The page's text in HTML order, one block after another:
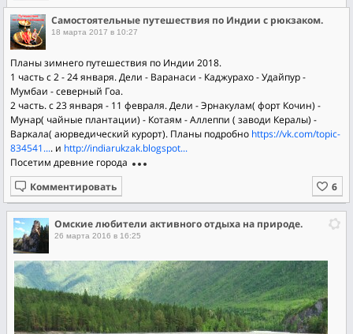
Самостоятельные путешествия по Индии с рюкзаком.
18 марта 2017 в 10:27
Планы зимнего путешествия по Индии 2018.
1 часть с 2 - 24 января. Дели - Варанаси - Каджурахо - Удайпур -
Мумбаи - северный Гоа.
2 часть. с 23 января - 11 февраля. Дели - Эрнакулам( форт Кочин) -
Мунар( чайные плантации) - Котаям - Аллеппи ( заводи Кералы) -
Варкала( аюрведический курорт). Планы подробно https://vk.com/topic-
834541.... и http://indiarukzak.blogspot...
Посетим древние города
Комментировать
Омские любители активного отдыха на природе.
26 марта 2016 в 16:25